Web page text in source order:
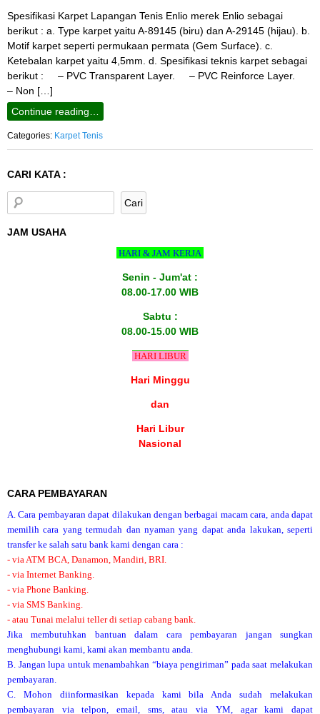
Spesifikasi Karpet Lapangan Tenis Enlio merek Enlio sebagai
berikut : a. Type karpet yaitu A-89145 (biru) dan A-29145 (hijau). b.
Motif karpet seperti permukaan permata (Gem Surface). c.
Ketebalan karpet yaitu 4,5mm. d. Spesifikasi teknis karpet sebagai
berikut : – PVC Transparent Layer. – PVC Reinforce Layer.
– Non […]
Continue reading…
Categories: Karpet Tenis
CARI KATA :
JAM USAHA
HARI & JAM KERJA
Senin - Jum'at :
08.00-17.00 WIB
Sabtu :
08.00-15.00 WIB
HARI LIBUR
Hari Minggu
dan
Hari Libur
Nasional
CARA PEMBAYARAN
A. Cara pembayaran dapat dilakukan dengan berbagai macam cara, anda dapat
memilih cara yang termudah dan nyaman yang dapat anda lakukan, seperti
transfer ke salah satu bank kami dengan cara :
- via ATM BCA, Danamon, Mandiri, BRI.
- via Internet Banking.
- via Phone Banking.
- via SMS Banking.
- atau Tunai melalui teller di setiap cabang bank.
Jika membutuhkan bantuan dalam cara pembayaran jangan sungkan
menghubungi kami, kami akan membantu anda.
B. Jangan lupa untuk menambahkan “biaya pengiriman” pada saat melakukan
pembayaran.
C. Mohon diinformasikan kepada kami bila Anda sudah melakukan
pembayaran via telpon, email, sms, atau via YM, agar kami dapat